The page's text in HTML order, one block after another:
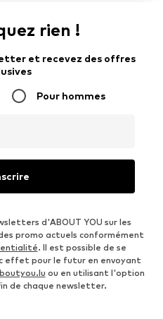
rien !
et recevez des offres
Pour hommes
d'ABOUT YOU sur les
promo actuels conformément
. Il est possible de se
pour le futur en envoyant
ou en utilisant l'option
de chaque newsletter.